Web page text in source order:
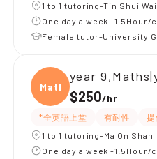
1 to 1 tutoring-Tin Shui Wai
One day a week -1.5Hour/
Female tutor-University
Maths
year
$250/hr
*全英語上堂 有耐性
1 to 1 tutoring-Ma On Shan
One day a week -1.5Hour/